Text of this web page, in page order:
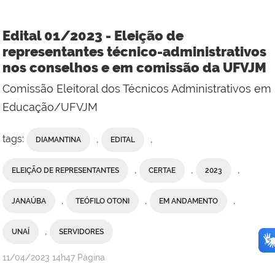
Edital 01/2023 - Eleição de
representantes técnico-administrativos
nos conselhos e em comissão da UFVJM
Comissão Eleitoral dos Técnicos Administrativos em
Educação/UFVJM
tags: DIAMANTINA , EDITAL ,
ELEIÇÃO DE REPRESENTANTES , CERTAE , 2023 ,
JANAÚBA , TEÓFILO OTONI , EM ANDAMENTO ,
UNAÍ , SERVIDORES
publicado
11/04/2023 14h47 Página